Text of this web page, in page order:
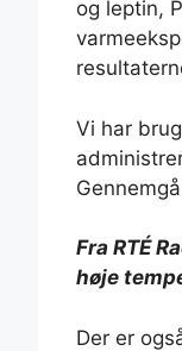
og leptin,
Vi har
Fra RTÉ
høje
Der er